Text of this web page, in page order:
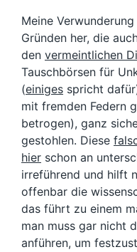
Meine
Gründen her, die
den vermeintlichen
Tauschbörsen für
(einiges spricht
mit fremden Federn
betrogen), ganz
gestohlen. Diese
hier schon an
irreführend und hilft
offenbar die
das führt zu einem
man muss gar nicht
anführen, um